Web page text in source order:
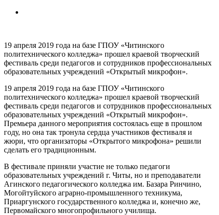
19 апреля 2019 года на базе ГПОУ «Читинского
политехнического колледжа» прошел краевой творческий
фестиваль среди педагогов и сотрудников профессиональных
образовательных учреждений «Открытый микрофон».
19 апреля 2019 года на базе ГПОУ «Читинского
политехнического колледжа» прошел краевой творческий
фестиваль среди педагогов и сотрудников профессиональных
образовательных учреждений «Открытый микрофон».
Премьера данного мероприятия состоялась еще в прошлом
году, но она так тронула сердца участников фестиваля и
жюри, что организаторы «Открытого микрофона» решили
сделать его традиционным.
В фестивале приняли участие не только педагоги
образовательных учреждений г. Читы, но и преподаватели
Агинского педагогического колледжа им. Базара Ринчино,
Могойтуйского аграрно-промышленного техникума,
Приаргунского государственного колледжа и, конечно же,
Первомайского многопрофильного училища.